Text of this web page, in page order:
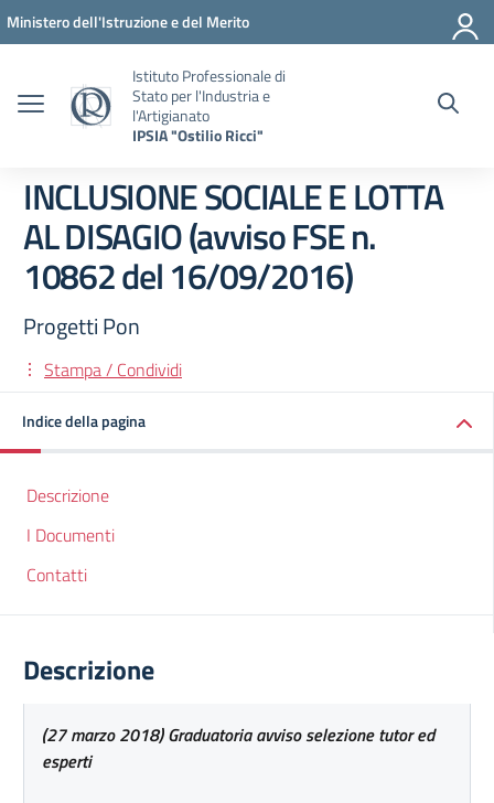
Vai ai contenuti
Vai al menu di navigazione
Vai al footer
Ministero dell'Istruzione e del Merito
Istituto Professionale di
Stato per l'Industria e
l'Artigianato
IPSIA "Ostilio Ricci"
INCLUSIONE SOCIALE E LOTTA
AL DISAGIO (avviso FSE n.
10862 del 16/09/2016)
Progetti Pon
Stampa / Condividi
Indice della pagina
Descrizione
I Documenti
Contatti
Descrizione
(27 marzo 2018) Graduatoria avviso selezione tutor ed
esperti